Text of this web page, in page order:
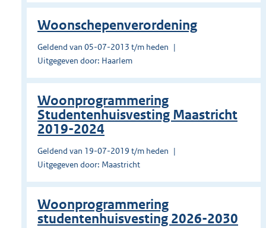
Woonschepenverordening
Geldend van 05-07-2013 t/m heden
Uitgegeven door: Haarlem
Woonprogrammering
Studentenhuisvesting Maastricht
2019-2024
Geldend van 19-07-2019 t/m heden
Uitgegeven door: Maastricht
Woonprogrammering
studentenhuisvesting 2026-2030